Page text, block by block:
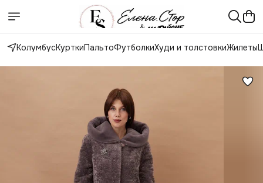
КолумбусКурткиПальтоФутболкиХуди и толстовкиЖилеты